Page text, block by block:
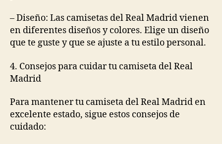
– Diseño: Las camisetas del Real Madrid vienen
en diferentes diseños y colores. Elige un diseño
que te guste y que se ajuste a tu estilo personal.
4. Consejos para cuidar tu camiseta del Real
Madrid
Para mantener tu camiseta del Real Madrid en
excelente estado, sigue estos consejos de
cuidado: